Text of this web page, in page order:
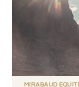
MIRABAUD